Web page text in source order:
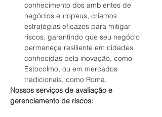
conhecimento dos ambientes de
negócios europeus, criamos
estratégias eficazes para mitigar
riscos, garantindo que seu negócio
permaneça resiliente em cidades
conhecidas pela inovação, como
Estocolmo, ou em mercados
tradicionais, como Roma.
Nossos serviços de avaliação e
gerenciamento de riscos: